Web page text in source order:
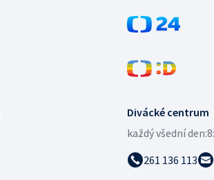
Divácké centrum
každý všední den:
261 136 113